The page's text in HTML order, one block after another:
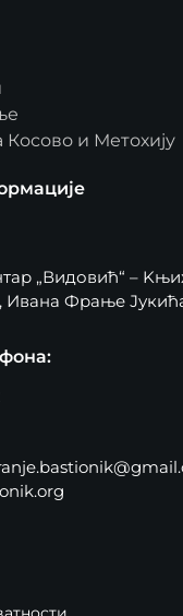
и Метохију
„Видовић“ –
Ивана Фрање